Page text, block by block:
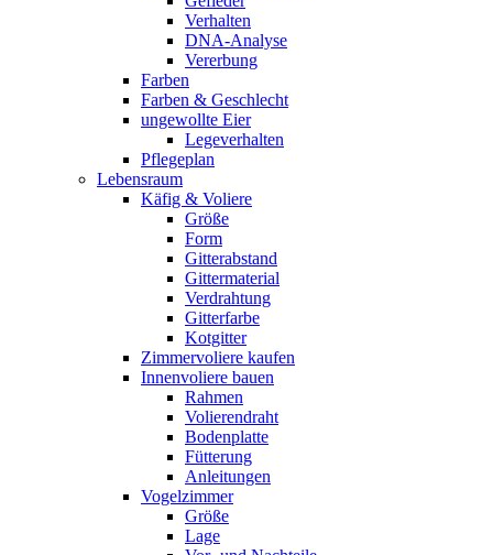
Verhalten
DNA-Analyse
Vererbung
Farben
Farben & Geschlecht
ungewollte Eier
Legeverhalten
Pflegeplan
Lebensraum
Käfig & Voliere
Größe
Form
Gitterabstand
Gittermaterial
Verdrahtung
Gitterfarbe
Kotgitter
Zimmervoliere kaufen
Innenvoliere bauen
Rahmen
Volierendraht
Bodenplatte
Fütterung
Anleitungen
Vogelzimmer
Größe
Lage